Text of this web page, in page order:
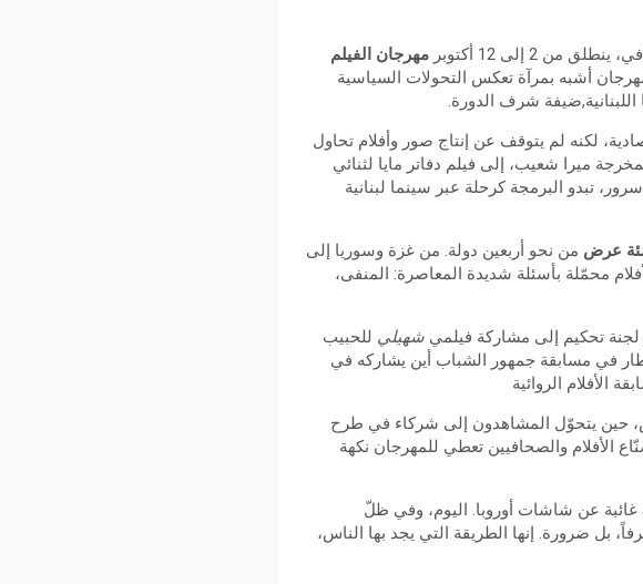
2 إلى 12 أكتوبر
مهرجان الفيلم
أشبه بمرآة تعكس التحولات السياسية
اللبنانية,ضيفة شرف الدورة.
لكنه لم يتوقف عن إنتاج صور وأفلام تحاول
ميرا شعيب، إلى فيلم دفاتر مايا لثنائي
تبدو البرمجة كرحلة عبر سينما لبنانية
عرض من نحو أربعين دولة. من غزة وسوريا إلى
محمّلة بأسئلة شديدة المعاصرة: المنفى،
تحكيم إلى مشاركة فيلميشهيلي للحبيب
في مسابقة جمهور الشباب أين يشاركه في
الأفلام الروائية
حين يتحوّل المشاهدون إلى شركاء في طرح
الأفلام والصحافيين تعطي للمهرجان نكهة
غائبة عن شاشات أوروبا. اليوم، وفي ظلّ
بل ضرورة. إنها الطريقة التي يجد بها الناس،